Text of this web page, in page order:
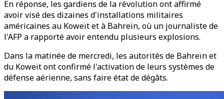
En réponse, les gardiens de la révolution ont affirmé
avoir visé des dizaines d'installations militaires
américaines au Koweït et à Bahreïn, où un journaliste de
l'AFP a rapporté avoir entendu plusieurs explosions.
Dans la matinée de mercredi, les autorités de Bahreïn et
du Koweït ont confirmé l'activation de leurs systèmes de
défense aérienne, sans faire état de dégâts.